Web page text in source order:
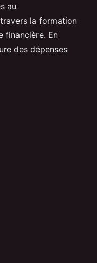
au
la formation
financière. En
des dépenses